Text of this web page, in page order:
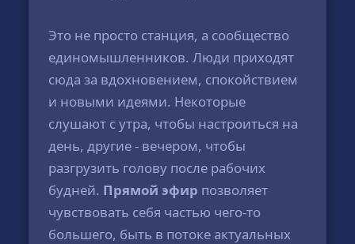
Это не просто станция, а сообщество
единомышленников. Люди приходят
сюда за вдохновением, спокойствием
и новыми идеями. Некоторые
слушают с утра, чтобы настроиться на
день, другие - вечером, чтобы
разгрузить голову после рабочих
будней. Прямой эфир позволяет
чувствовать себя частью чего-то
большего, быть в потоке актуальных